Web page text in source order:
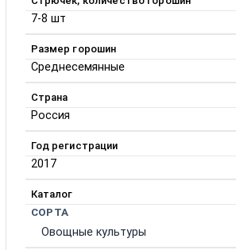
7-8 шт
Размер горошин
Среднесемянные
Страна
Россия
Год регистрации
2017
Каталог
СОРТА
Овощные культуры